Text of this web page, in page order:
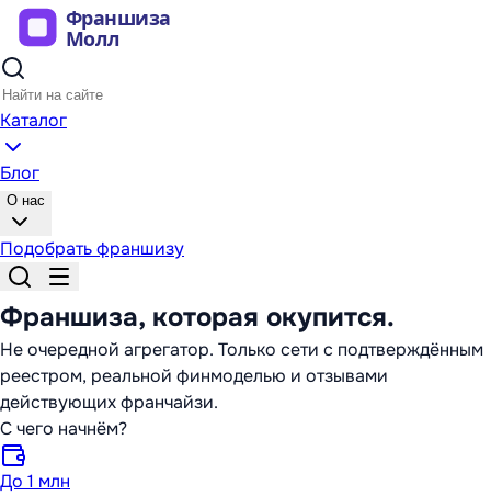
Каталог
Блог
О нас
Подобрать франшизу
Франшиза, которая окупится.
Не очередной агрегатор. Только сети с подтверждённым
реестром, реальной финмоделью и отзывами
действующих франчайзи.
С чего начнём?
До 1 млн